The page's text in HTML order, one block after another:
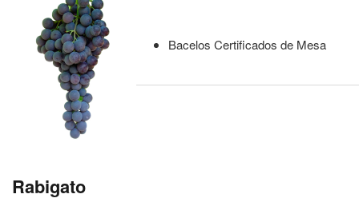
Bacelos Certificados de Mesa
Rabigato